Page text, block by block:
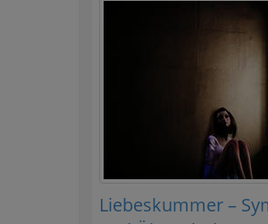
Liebeskummer –